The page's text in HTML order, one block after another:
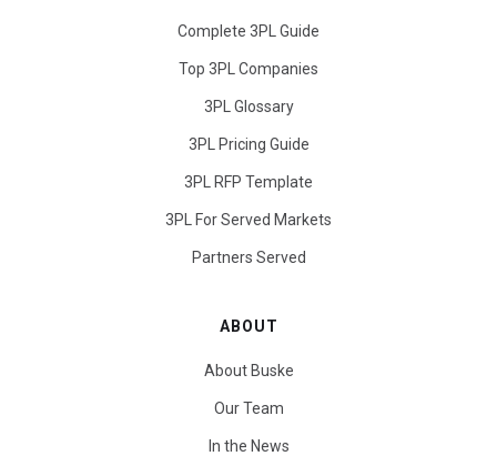
Complete 3PL Guide
Top 3PL Companies
3PL Glossary
3PL Pricing Guide
3PL RFP Template
3PL For Served Markets
Partners Served
ABOUT
About Buske
Our Team
In the News